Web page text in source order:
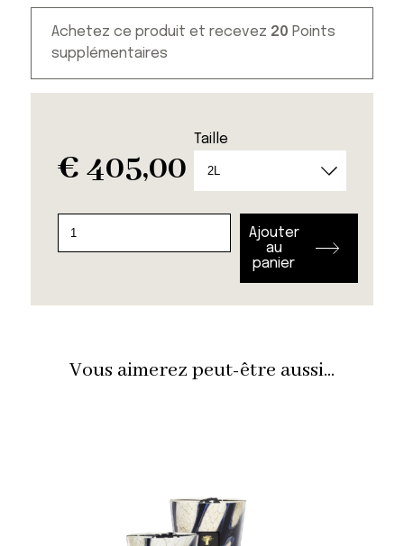
Achetez ce produit et recevez 20 Points
supplémentaires
€405,00
Taille
Touareg
Ajouter
au
panier
Vous aimerez peut-être aussi...